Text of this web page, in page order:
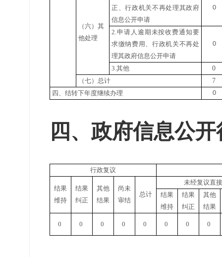
（六）其
他处理
正、行政机关不再处理其政府
信息公开申请
0
2.申请人逾期未按收费通知要
求缴纳费用、行政机关不再处
理其政府信息公开申请
0
3.其他
0
（七）总计
7
四、结转下年度继续办理
0
四、政府信息公
行政复议
结果
维持
结果
纠正
其他
结果
尚未
审结
总计
未经复议直
结果
维持
结果
纠正
其他
结果
0 0 0 0 0 0 0 0